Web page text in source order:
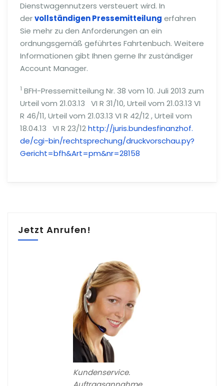
Dienstwagennutzers versteuert wird. In
dervollständigen Pressemitteilung erfahren
Sie mehr zu den Anforderungen an ein
ordnungsgemäß geführtes Fahrtenbuch. Weitere
Informationen gibt Ihnen gerne Ihr zuständiger
Account Manager.
1 BFH-Pressemitteilung Nr. 38 vom 10. Juli 2013 zum
Urteil vom 21.03.13 VI R 31/10, Urteil vom 21.03.13 VI
R 46/11, Urteil vom 21.03.13 VI R 42/12 , Urteil vom
18.04.13 VI R 23/12http://juris.bundesfinanzhof.
de/cgi-bin/rechtsprechung/druckvorschau.py?
Gericht=bfh&Art=pm&nr=28158
Jetzt Anrufen!
Kundenservice.